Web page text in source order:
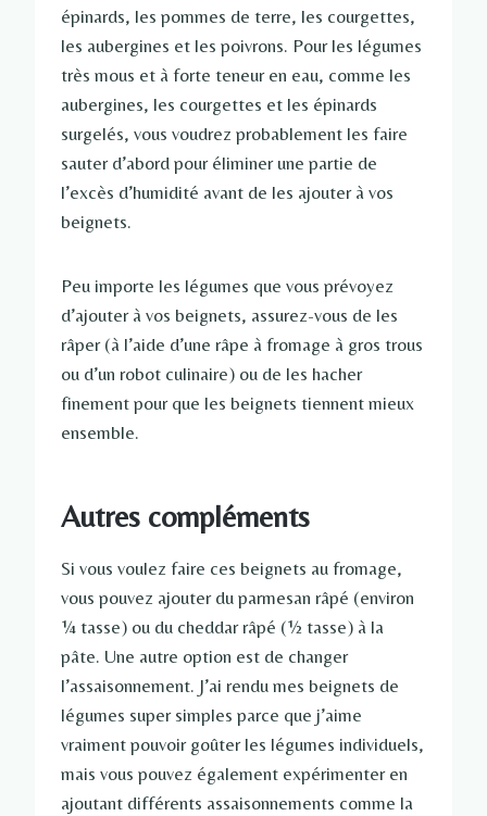
épinards, les pommes de terre, les courgettes,
les aubergines et les poivrons. Pour les légumes
très mous et à forte teneur en eau, comme les
aubergines, les courgettes et les épinards
surgelés, vous voudrez probablement les faire
sauter d’abord pour éliminer une partie de
l’excès d’humidité avant de les ajouter à vos
beignets.
Peu importe les légumes que vous prévoyez
d’ajouter à vos beignets, assurez-vous de les
râper (à l’aide d’une râpe à fromage à gros trous
ou d’un robot culinaire) ou de les hacher
finement pour que les beignets tiennent mieux
ensemble.
Autres compléments
Si vous voulez faire ces beignets au fromage,
vous pouvez ajouter du parmesan râpé (environ
¼ tasse) ou du cheddar râpé (½ tasse) à la
pâte. Une autre option est de changer
l’assaisonnement. J’ai rendu mes beignets de
légumes super simples parce que j’aime
vraiment pouvoir goûter les légumes individuels,
mais vous pouvez également expérimenter en
ajoutant différents assaisonnements comme la